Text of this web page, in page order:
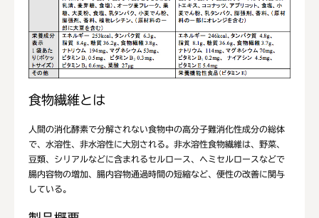
食物繊維とは
人間の消化酵素で分解されない食物中の高分子難消化性成分の総体
で、水溶性、非水溶性に大別される。非水溶性食物繊維は、野菜、
豆類、シリアルなどに含まれるセルロース、ヘミセルロースなどで
腸内容物の増加、腸内容物通過時間の短縮など、便性の改善に関与
している。